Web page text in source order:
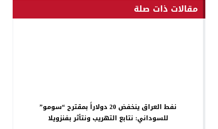
مقالات ذات صلة
نفط العراق ينخفض 20 دولاراً بمقترح “سومو”
للسوداني: نتابع التهريب ونتأثر بفنزويلا